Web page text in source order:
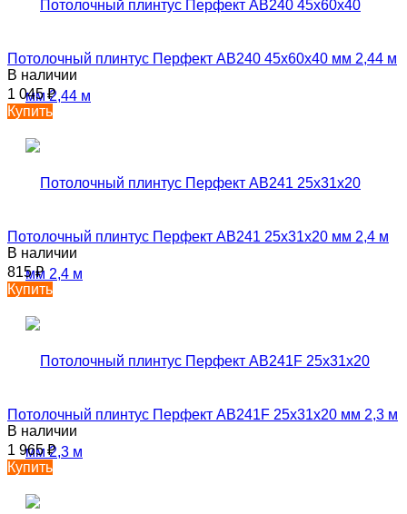
Потолочный плинтус Перфект AB240 45х60х40 мм 2,44 м
В наличии
1 045₽
Купить
Потолочный плинтус Перфект AB241 25х31х20 мм 2,4 м
В наличии
815₽
Купить
Потолочный плинтус Перфект AB241F 25х31х20 мм 2,3 м
В наличии
1 965₽
Купить